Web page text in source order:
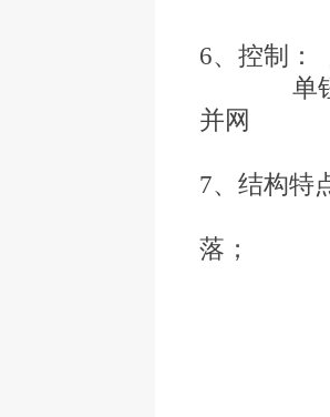
6、控制：
单钮及
并网
7、结构特
落；